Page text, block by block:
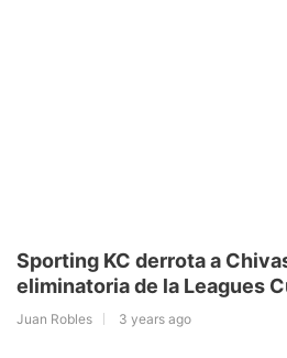
Sporting KC derrota a
eliminatoria de la Leagues
Juan Robles 3 years ago